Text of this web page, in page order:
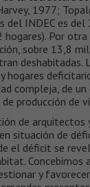
1977;
del INDEC es
hogares). Por
sobre 13,8
deshabitadas.
hogares
compleja, de
producción de
de arquitectos
situación de
el déficit se
Concebimos
y